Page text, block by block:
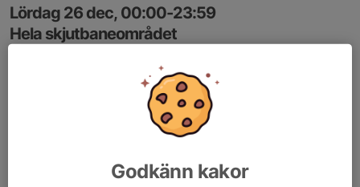
Lördag 26 dec, 00:00-23:59
Hela skjutbaneområdet
www.vskarp.com/nyheter/2265445/nya-skjuttider-pa-
Godkänn kakor